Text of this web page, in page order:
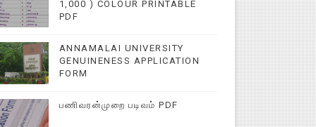
1,000 ) COLOUR PRINTABLE
PDF
ANNAMALAI UNIVERSITY
GENUINENESS APPLICATION
FORM
பணிவரன்முறை படிவம் PDF